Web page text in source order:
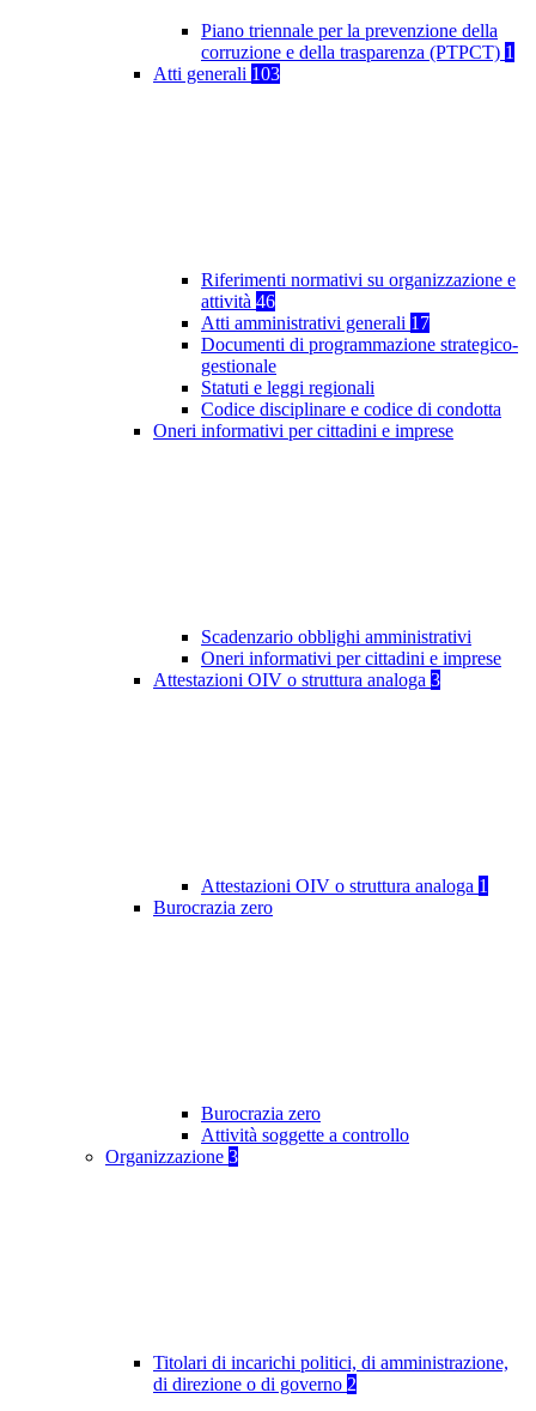
Piano triennale per la prevenzione della
corruzione e della trasparenza (PTPCT) 1
Atti generali 103
Riferimenti normativi su organizzazione e
attività 46
Atti amministrativi generali 17
Documenti di programmazione strategico-
gestionale
Statuti e leggi regionali
Codice disciplinare e codice di condotta
Oneri informativi per cittadini e imprese
Scadenzario obblighi amministrativi
Oneri informativi per cittadini e imprese
Attestazioni OIV o struttura analoga 3
Attestazioni OIV o struttura analoga 1
Burocrazia zero
Burocrazia zero
Attività soggette a controllo
Organizzazione 3
Titolari di incarichi politici, di amministrazione,
di direzione o di governo 2